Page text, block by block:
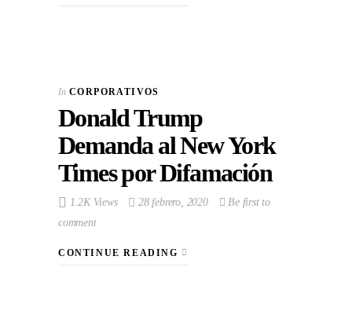
In CORPORATIVOS
Donald Trump
Demanda al New York
Times por Difamación
1.2K Views 28 febrero, 2020
Be first to
comment
CONTINUE READING